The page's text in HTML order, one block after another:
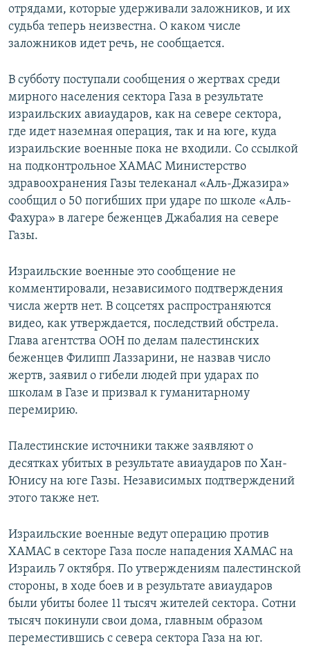
отрядами, которые удерживали заложников, и их
судьба теперь неизвестна. О каком числе
заложников идет речь, не сообщается.
В субботу поступали сообщения о жертвах среди
мирного населения сектора Газа в результате
израильских авиаударов, как на севере сектора,
где идет наземная операция, так и на юге, куда
израильские военные пока не входили. Со ссылкой
на подконтрольное ХАМАС Министерство
здравоохранения Газы телеканал «Аль-Джазира»
сообщил о 50 погибших при ударе по школе «Аль-
Фахура» в лагере беженцев Джабалия на севере
Газы.
Израильские военные это сообщение не
комментировали, независимого подтверждения
числа жертв нет. В соцсетях распространяются
видео, как утверждается, последствий обстрела.
Глава агентства ООН по делам палестинских
беженцев Филипп Лаззарини, не назвав число
жертв, заявил о гибели людей при ударах по
школам в Газе и призвал к гуманитарному
перемирию.
Палестинские источники также заявляют о
десятках убитых в результате авиаударов по Хан-
Юнису на юге Газы. Независимых подтверждений
этого также нет.
Израильские военные ведут операцию против
ХАМАС в секторе Газа после нападения ХАМАС на
Израиль 7 октября. По утверждениям палестинской
стороны, в ходе боев и в результате авиаударов
были убиты более 11 тысяч жителей сектора. Сотни
тысяч покинули свои дома, главным образом
переместившись с севера сектора Газа на юг.